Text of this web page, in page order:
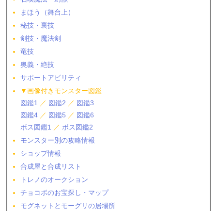
まほう（舞台上）
秘技・裏技
剣技・魔法剣
竜技
奥義・絶技
サポートアビリティ
▼画像付きモンスター図鑑
図鑑1 ／ 図鑑2 ／ 図鑑3
図鑑4 ／ 図鑑5 ／ 図鑑6
ボス図鑑1 ／ボス図鑑2
モンスター別の攻略情報
ショップ情報
合成屋と合成リスト
トレノのオークション
チョコボのお宝探し・マップ
モグネットとモーグリの居場所